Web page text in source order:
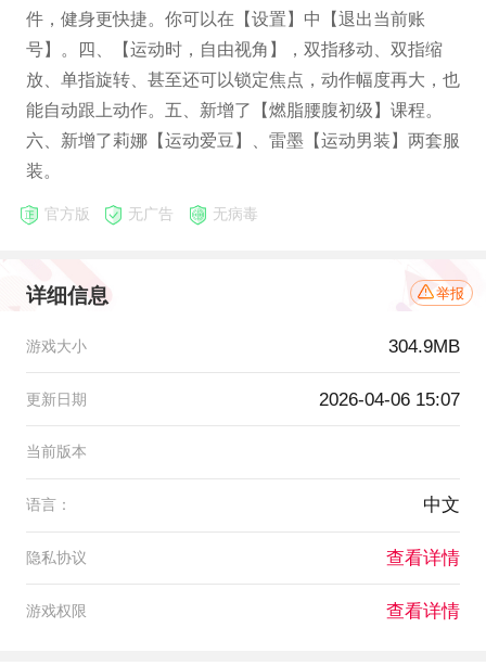
件，健身更快捷。你可以在【设置】中【退出当前账
号】。四、【运动时，自由视角】，双指移动、双指缩
放、单指旋转、甚至还可以锁定焦点，动作幅度再大，也
能自动跟上动作。五、新增了【燃脂腰腹初级】课程。
六、新增了莉娜【运动爱豆】、雷墨【运动男装】两套服
装。
官方版 无广告 无病毒
详细信息 举报
游戏大小 304.9MB
更新日期 2026-04-06 15:07
当前版本
语言： 中文
隐私协议 查看详情
游戏权限 查看详情